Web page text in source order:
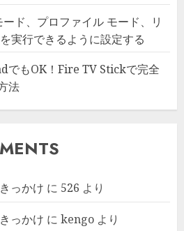
ド、プロファイル モード、リ
実行できるように設定する
でもOK！Fire TV Stickで完全
法
っかけ に 526 より
っかけ に kengo より